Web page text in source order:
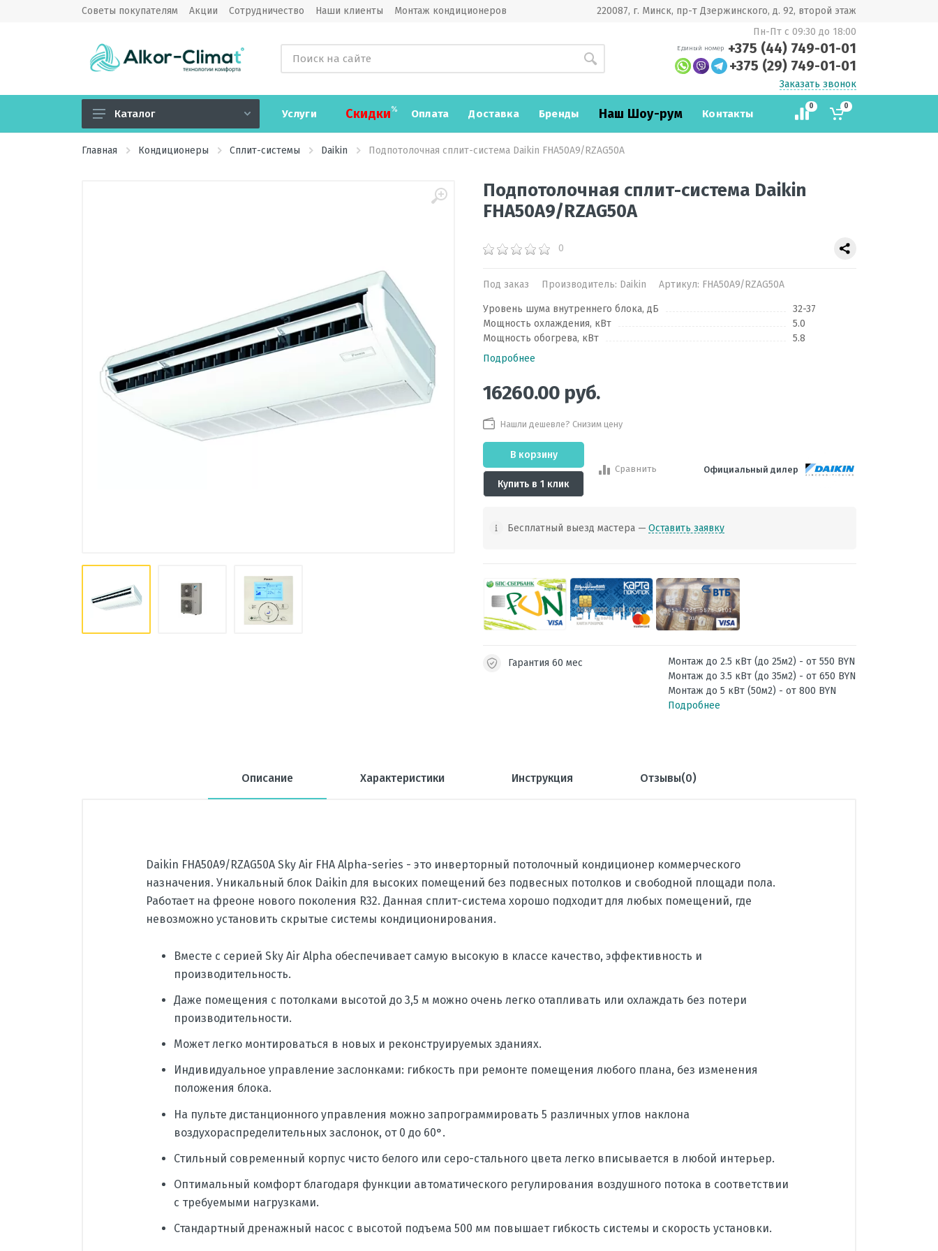
Советы покупателям Акции Сотрудничество Наши клиенты Монтаж кондиционеров
220087, г. Минск, пр-т Дзержинского, д. 92, второй этаж
Пн-Пт с 09:30 до 18:00
Единый номер +375 (44) 749-01-01
+375 (29) 749-01-01
Заказать звонок
Кондиционеры
Аксессуары для кондиционеров
и вентиляции
Каталог Услуги Скидки Оплата Доставка Бренды Наш Шоу-рум Контакты
0 0
Главная Кондиционеры Сплит-системы Daikin Подпотолочная сплит-система Daikin FHA50A9/RZAG50A
Подпотолочная сплит-система Daikin
FHA50A9/RZAG50A
0
Под заказ Производитель: Daikin Артикул: FHA50A9/RZAG50A
Уровень шума внутреннего блока, дБ
32-37
Мощность охлаждения, кВт
5.0
Мощность обогрева, кВт
5.8
Подробнее
16260.00 руб.
Нашли дешевле? Снизим цену
В корзину
Купить в 1 клик
Сравнить Официальный дилер
Бесплатный выезд мастера — Оставить заявку
Гарантия 60 мес
Монтаж до 2.5 кВт (до 25м2) - от 550 BYN
Монтаж до 3.5 кВт (до 35м2) - от 650 BYN
Монтаж до 5 кВт (50м2) - от 800 BYN
Подробнее
Описание Характеристики Инструкция Отзывы(0)
Daikin FHA50A9/RZAG50A Sky Air FHA Alpha-series - это инверторный потолочный кондиционер коммерческого
назначения. Уникальный блок Daikin для высоких помещений без подвесных потолков и свободной площади пола.
Работает на фреоне нового поколения R32. Данная сплит-система хорошо подходит для любых помещений, где
невозможно установить скрытые системы кондиционирования.
Вместе с серией Sky Air Alpha обеспечивает самую высокую в классе качество, эффективность и
производительность.
Даже помещения с потолками высотой до 3,5 м можно очень легко отапливать или охлаждать без потери
производительности.
Может легко монтироваться в новых и реконструируемых зданиях.
Индивидуальное управление заслонками: гибкость при ремонте помещения любого плана, без изменения
положения блока.
На пульте дистанционного управления можно запрограммировать 5 различных углов наклона
воздухораспределительных заслонок, от 0 до 60°.
Стильный современный корпус чисто белого или серо-стального цвета легко вписывается в любой интерьер.
Оптимальный комфорт благодаря функции автоматического регулирования воздушного потока в соответствии
с требуемыми нагрузками.
Стандартный дренажный насос с высотой подъема 500 мм повышает гибкость системы и скорость установки.